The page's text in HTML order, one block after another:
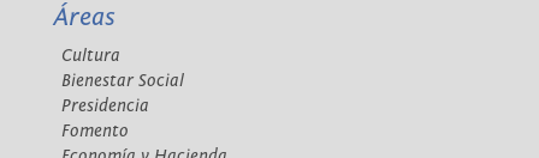
Áreas
Cultura
Bienestar Social
Presidencia
Fomento